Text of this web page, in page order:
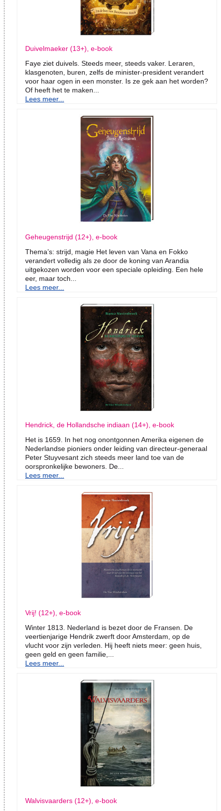
Duivelmaeker (13+), e-book
Faye ziet duivels. Steeds meer, steeds vaker. Leraren,
klasgenoten, buren, zelfs de minister-president verandert
voor haar ogen in een monster. Is ze gek aan het worden?
Of heeft het te maken...
Lees meer...
Geheugenstrijd (12+), e-book
Thema’s: strijd, magie Het leven van Vana en Fokko
verandert volledig als ze door de koning van Arandia
uitgekozen worden voor een speciale opleiding. Een hele
eer, maar toch...
Lees meer...
Hendrick, de Hollandsche indiaan (14+), e-book
Het is 1659. In het nog onontgonnen Amerika eigenen de
Nederlandse pioniers onder leiding van directeur-generaal
Peter Stuyvesant zich steeds meer land toe van de
oorspronkelijke bewoners. De...
Lees meer...
Vrij! (12+), e-book
Winter 1813. Nederland is bezet door de Fransen. De
veertienjarige Hendrik zwerft door Amsterdam, op de
vlucht voor zijn verleden. Hij heeft niets meer: geen huis,
geen geld en geen familie,...
Lees meer...
Walvisvaarders (12+), e-book